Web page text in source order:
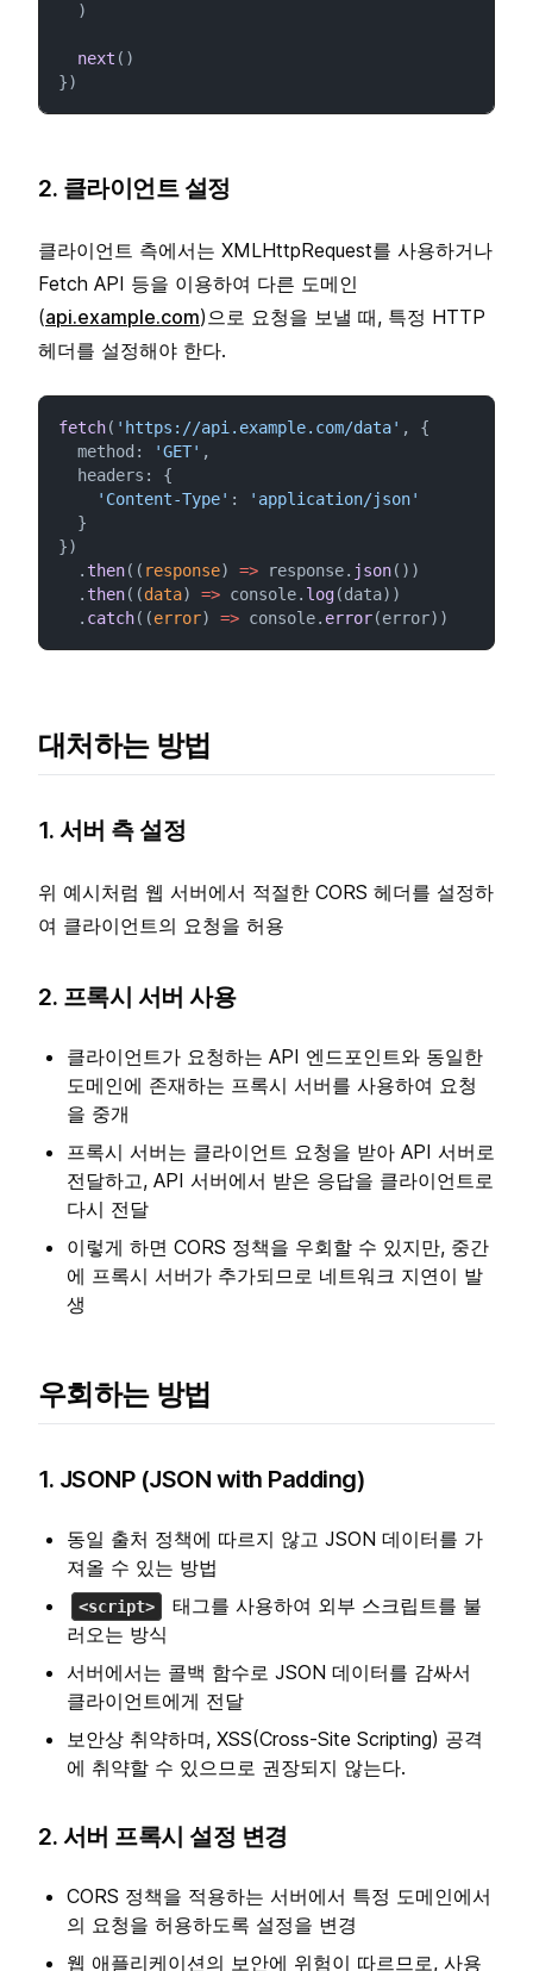
  )
next ()
})
2. 클라이언트 설정
클라이언트 측에서는 XMLHttpRequest를 사용하거나
Fetch API 등을 이용하여 다른 도메인
(api.example.com)으로 요청을 보낼 때, 특정 HTTP
헤더를 설정해야 한다.
fetch( 'https://api.example.com/data' , {
  method:
'GET' ,
  headers: {
'Content-Type' :
'application/json'
  }
})
  .
then(( response) => response. json())
  .
then((data) => console. log(data))
  .
catch((error) => console. error(error))
대처하는 방법
1. 서버 측 설정
위 예시처럼 웹 서버에서 적절한 CORS 헤더를 설정하
여 클라이언트의 요청을 허용
2. 프록시 서버 사용
클라이언트가 요청하는 API 엔드포인트와 동일한
도메인에 존재하는 프록시 서버를 사용하여 요청
을 중개
프록시 서버는 클라이언트 요청을 받아 API 서버로
전달하고, API 서버에서 받은 응답을 클라이언트로
다시 전달
이렇게 하면 CORS 정책을 우회할 수 있지만, 중간
에 프록시 서버가 추가되므로 네트워크 지연이 발
생
우회하는 방법
1. JSONP (JSON with Padding)
동일 출처 정책에 따르지 않고 JSON 데이터를 가
져올 수 있는 방법
<script>
태그를 사용하여 외부 스크립트를 불
러오는 방식
서버에서는 콜백 함수로 JSON 데이터를 감싸서
클라이언트에게 전달
보안상 취약하며, XSS(Cross-Site Scripting) 공격
에 취약할 수 있으므로 권장되지 않는다.
2. 서버 프록시 설정 변경
CORS 정책을 적용하는 서버에서 특정 도메인에서
의 요청을 허용하도록 설정을 변경
웹 애플리케이션의 보안에 위험이 따르므로, 사용